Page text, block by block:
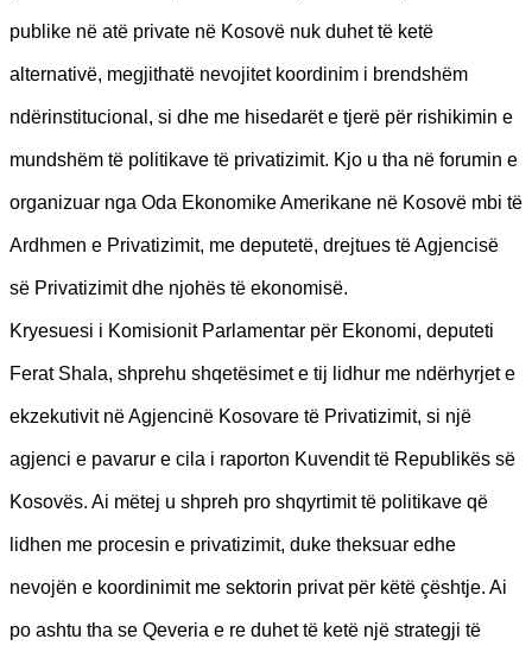
publike në atë private në Kosovë nuk duhet të ketë
alternativë, megjithatë nevojitet koordinim i brendshëm
ndërinstitucional, si dhe me hisedarët e tjerë për rishikimin e
mundshëm të politikave të privatizimit. Kjo u tha në forumin e
organizuar nga Oda Ekonomike Amerikane në Kosovë mbi të
Ardhmen e Privatizimit, me deputetë, drejtues të Agjencisë
së Privatizimit dhe njohës të ekonomisë.
Kryesuesi i Komisionit Parlamentar për Ekonomi, deputeti
Ferat Shala, shprehu shqetësimet e tij lidhur me ndërhyrjet e
ekzekutivit në Agjencinë Kosovare të Privatizimit, si një
agjenci e pavarur e cila i raporton Kuvendit të Republikës së
Kosovës. Ai mëtej u shpreh pro shqyrtimit të politikave që
lidhen me procesin e privatizimit, duke theksuar edhe
nevojën e koordinimit me sektorin privat për këtë çështje. Ai
po ashtu tha se Qeveria e re duhet të ketë një strategji të